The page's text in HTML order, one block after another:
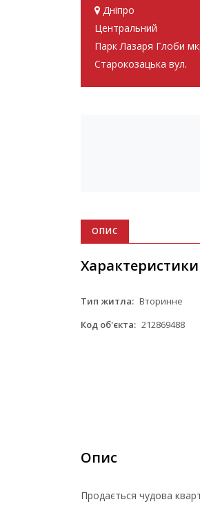
Дніпро
Центральний
Парк Лазаря Глоби
Старокозацька вул.
ОПИС
Характеристики
Тип житла: Вторинне
Код об'єкта: 212869488
Опис
Продається чудова